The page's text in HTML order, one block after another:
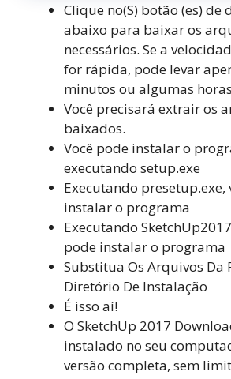
Clique no(S) botão (es) de
abaixo para baixar os
necessários. Se a
for rápida, pode levar
minutos ou algumas
Você precisará extrair os
baixados.
Você pode instalar o
executando setup.exe
Executando presetup.exe,
instalar o programa
Executando
pode instalar o programa
Substitua Os Arquivos Da
Diretório De Instalação
É isso aí!
O SketchUp 2017
instalado no seu
versão completa, sem